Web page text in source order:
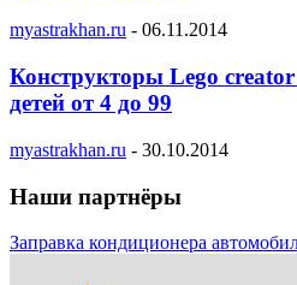
myastrakhan.ru - 06.11.2014
Конструкторы Lego creator
детей от 4 до 99
myastrakhan.ru - 30.10.2014
Наши партнёры
Заправка кондиционера